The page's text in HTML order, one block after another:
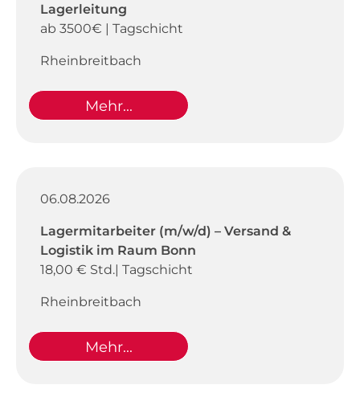
Lagerleitung
ab 3500€ | Tagschicht
Rheinbreitbach
Mehr...
06.08.2026
Lagermitarbeiter (m/w/d) – Versand &
Logistik im Raum Bonn
18,00 € Std.| Tagschicht
Rheinbreitbach
Mehr...